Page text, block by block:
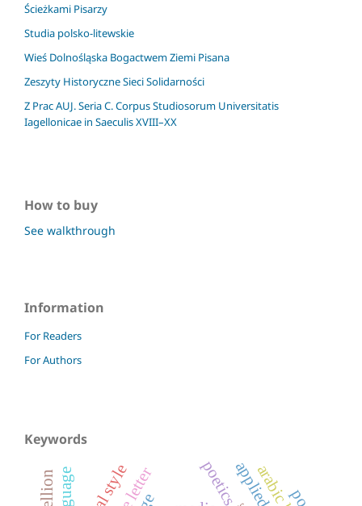
Ścieżkami Pisarzy
Studia polsko-litewskie
Wieś Dolnośląska Bogactwem Ziemi Pisana
Zeszyty Historyczne Sieci Solidarności
Z Prac AUJ. Seria C. Corpus Studiosorum Universitatis
Iagellonicae in Saeculis XVIII–XX
How to buy
See walkthrough
Information
For Readers
For Authors
Keywords
poetics